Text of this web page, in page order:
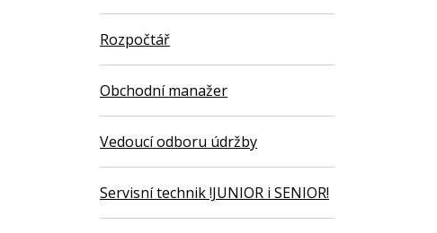
Rozpočtář
Obchodní manažer
Vedoucí odboru údržby
Servisní technik !JUNIOR i SENIOR!